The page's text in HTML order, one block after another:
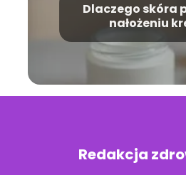
Dlaczego skóra
nałożeniu
Redakcja